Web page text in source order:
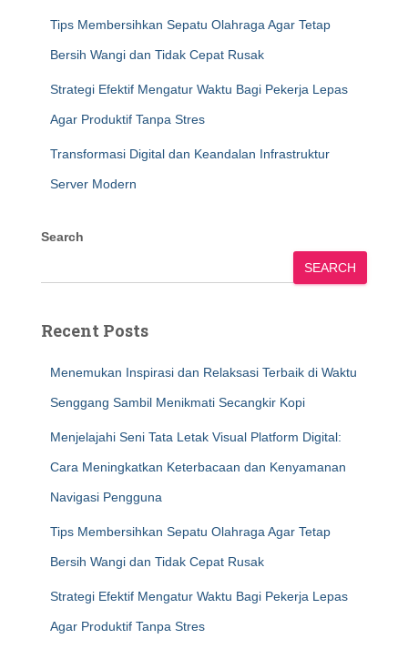
Tips Membersihkan Sepatu Olahraga Agar Tetap
Bersih Wangi dan Tidak Cepat Rusak
Strategi Efektif Mengatur Waktu Bagi Pekerja Lepas
Agar Produktif Tanpa Stres
Transformasi Digital dan Keandalan Infrastruktur
Server Modern
Search
SEARCH
Recent Posts
Menemukan Inspirasi dan Relaksasi Terbaik di Waktu
Senggang Sambil Menikmati Secangkir Kopi
Menjelajahi Seni Tata Letak Visual Platform Digital:
Cara Meningkatkan Keterbacaan dan Kenyamanan
Navigasi Pengguna
Tips Membersihkan Sepatu Olahraga Agar Tetap
Bersih Wangi dan Tidak Cepat Rusak
Strategi Efektif Mengatur Waktu Bagi Pekerja Lepas
Agar Produktif Tanpa Stres